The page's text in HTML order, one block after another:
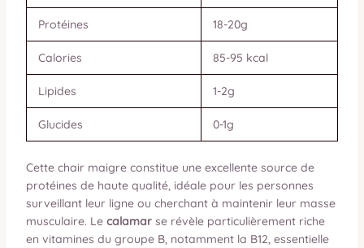
Protéines 18-20g
Calories 85-95 kcal
Lipides 1-2g
Glucides 0-1g
Cette chair maigre constitue une excellente source de
protéines de haute qualité, idéale pour les personnes
surveillant leur ligne ou cherchant à maintenir leur masse
musculaire. Le calamarse révèle particulièrement riche
en vitamines du groupe B, notamment la B12, essentielle